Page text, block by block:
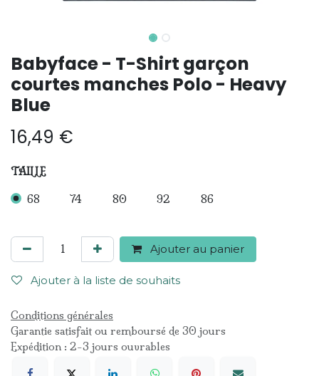
Babyface - T-Shirt garçon
courtes manches Polo - Heavy
Blue
16,49 €
TAILLE
68 74 80 92 86
Ajouter au panier
Ajouter à la liste de souhaits
Conditions générales
Garantie satisfait ou remboursé de 30 jours
Expédition : 2-3 jours ouvrables